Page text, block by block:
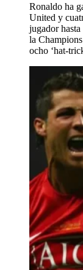
Ronaldo ha
United y
jugador
la
ocho ‘hat-